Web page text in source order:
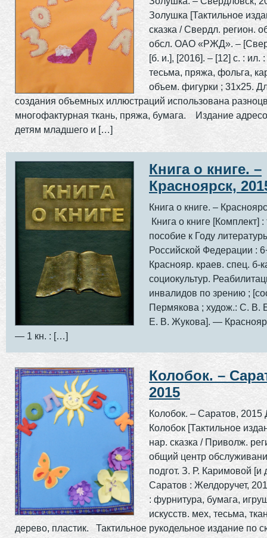
Золушка [Тактильное
сказка / Свердл. регион.
обсл. ОАО «РЖД». –
[б. и.], [2016]. – [12] с. : ил.
тесьма, пряжа, фольга,
объем. фигурки ; 31х25.
создания объемных иллюстраций использована
многофактурная ткань, пряжа, бумага. Издание
детям младшего и […]
Книга о книге. –
Красноярск,
Книга о книге. –
Книга о книге [Комплект] :
пособие к Году
Российской Федерации :
Краснояр. краев. спец. б-
социокультур.
инвалидов по зрению ;
Пермякова ; худож.: С. В.
Е. В. Жукова]. —
— 1 кн. : […]
Колобок. –
2015
Колобок. – Саратов,
Колобок [Тактильное
нар. сказка / Приволж.
общий центр
подгот. З. Р. Каримовой [и
Саратов : Желдоручет,
: фурнитура, бумага,
искусств. мех, тесьма,
дерево, пластик. Тактильное рукодельное издание по